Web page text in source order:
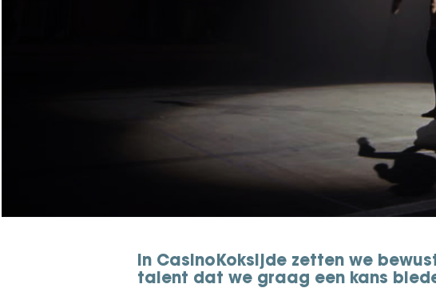
In CasinoKoksijde zetten we
talent dat we graag een kans